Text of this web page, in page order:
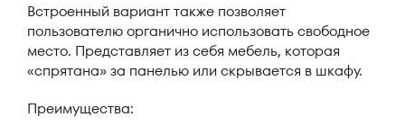
Встроенный вариант также позволяет
пользователю органично использовать свободное
место. Представляет из себя мебель, которая
«спрятана» за панелью или скрывается в шкафу.
Преимущества: